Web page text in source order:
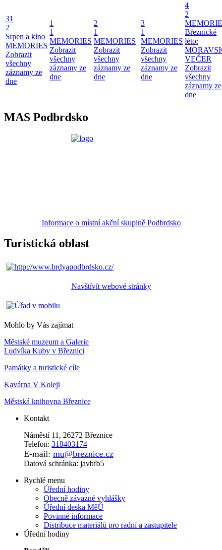
31
2
Srpen a kino
MEMORIES
Zobrazit
všechny
záznamy ze
dne
1
1
MEMORIES
Zobrazit
všechny
záznamy ze
dne
2
1
MEMORIES
Zobrazit
všechny
záznamy ze
dne
3
1
MEMORIES
Zobrazit
všechny
záznamy ze
dne
4
2
Březnické
léto:
VEČER
Zobrazit
všechny
záznamy ze
dne
MAS Podbrdsko
Informace o místní akční skupině Podbrdsko
Turistická oblast
Navštívít webové stránky
Mohlo by Vás zajímat
Městské muzeum a Galerie
Ludvíka Kuby v Březnici
Památky a turistické cíle
Kavárna V Koleji
Městská knihovna Březnice
Kontakt
Náměstí 11, 26272 Březnice
Telefon: 318403174
E-mail: mu@breznice.cz
Datová schránka: javbfb5
Rychlé menu
Úřední hodiny
Obecně závazné vyhlášky
Úřední deska MěÚ
Povinné informace
Distribuce materiálů pro radní a zastupitele
Úřední hodiny